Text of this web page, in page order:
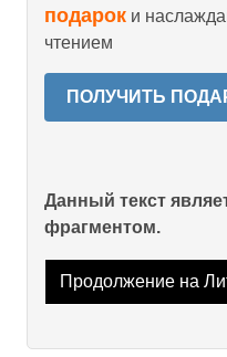
подарок и
чтением
ПОЛУЧИТЬ
Данный текст
фрагментом.
Продолжение на